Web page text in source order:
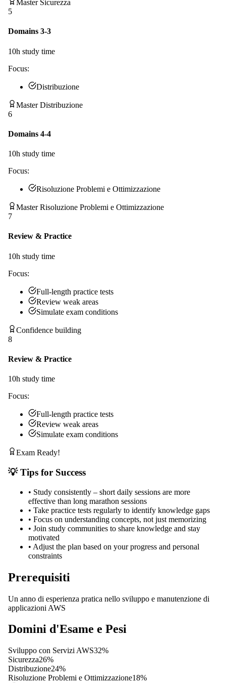
Master Sicurezza
5
Domains 3-3
10h study time
Focus:
Distribuzione
Master Distribuzione
6
Domains 4-4
10h study time
Focus:
Risoluzione Problemi e Ottimizzazione
Master Risoluzione Problemi e Ottimizzazione
7
Review & Practice
10h study time
Focus:
Full-length practice tests
Review weak areas
Simulate exam conditions
Confidence building
8
Review & Practice
10h study time
Focus:
Full-length practice tests
Review weak areas
Simulate exam conditions
Exam Ready!
💡 Tips for Success
• Study consistently – short daily sessions are more
effective than long marathon sessions
• Take practice tests regularly to identify knowledge gaps
• Focus on understanding concepts, not just memorizing
• Join study communities to share knowledge and stay
motivated
• Adjust the plan based on your progress and personal
constraints
Prerequisiti
Un anno di esperienza pratica nello sviluppo e manutenzione di
applicazioni AWS
Domini d'Esame e Pesi
Sviluppo con Servizi AWS32%
Sicurezza26%
Distribuzione24%
Risoluzione Problemi e Ottimizzazione18%